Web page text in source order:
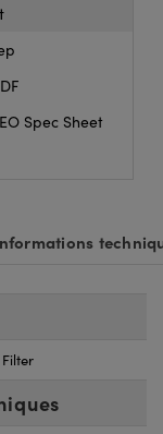
EO Spec Sheet